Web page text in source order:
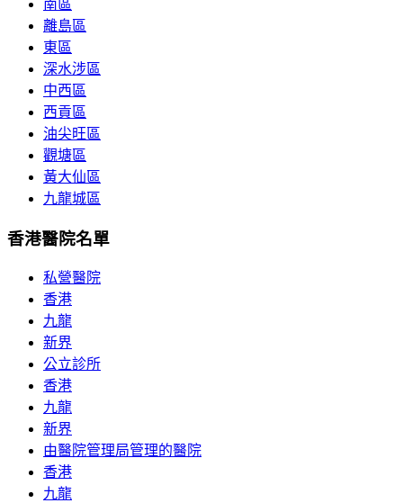
南區
離島區
東區
深水涉區
中西區
西貢區
油尖旺區
觀塘區
黃大仙區
九龍城區
香港醫院名單
私營醫院
香港
九龍
新界
公立診所
香港
九龍
新界
由醫院管理局管理的醫院
香港
九龍